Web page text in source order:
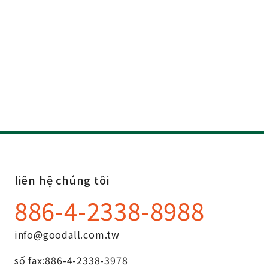
liên hệ chúng tôi
886-4-2338-8988
info@goodall.com.tw
số fax:886-4-2338-3978